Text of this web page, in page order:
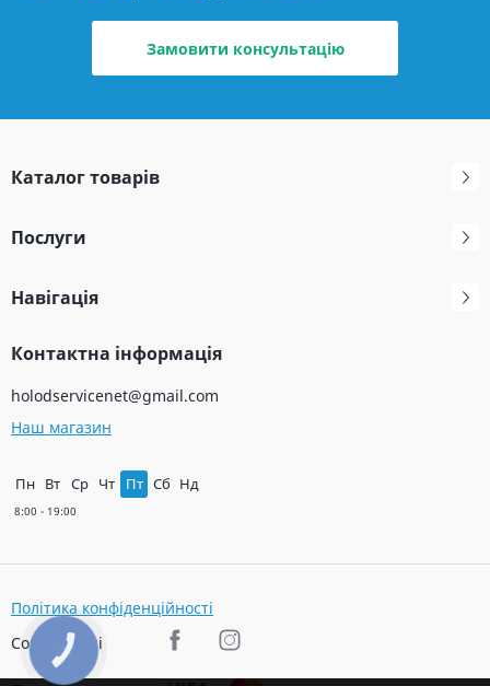
Замовити консультацію
Каталог товарів
Послуги
Навігація
Контактна інформація
holodservicenet@gmail.com
Наш магазин
Пн Вт Ср Чт Пт Сб Нд
Політика конфіденційності
Соц. мережі
КНОПКА
ЗВ'ЯЗКУ